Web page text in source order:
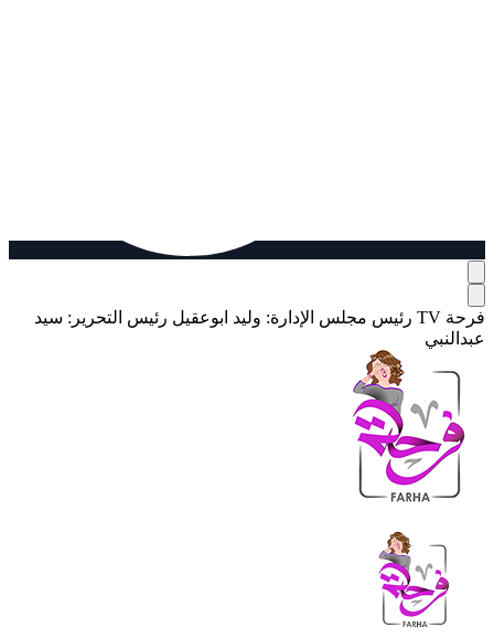
فرحة TV رئيس مجلس الإدارة: وليد ابوعقيل رئيس التحرير: سيد
عبدالنبي